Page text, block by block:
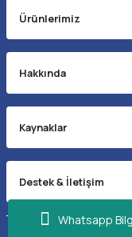
Whatsapp
Ürünlerimiz
Hakkında
Kaynaklar
Destek & İletişim
©2026 Tüm